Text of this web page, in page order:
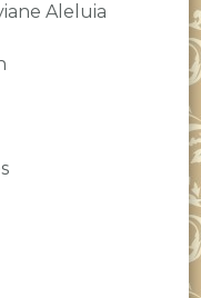
Aleluia